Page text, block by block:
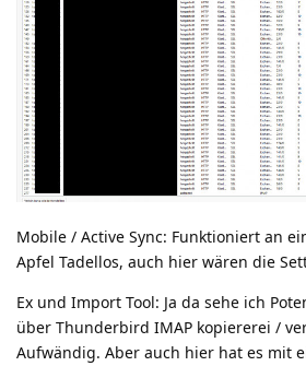
Mobile / Active Sync: Funktioniert an
Apfel Tadellos, auch hier wären die
Ex und Import Tool: Ja da sehe ich
über Thunderbird IMAP kopiererei /
Aufwändig. Aber auch hier hat es mit